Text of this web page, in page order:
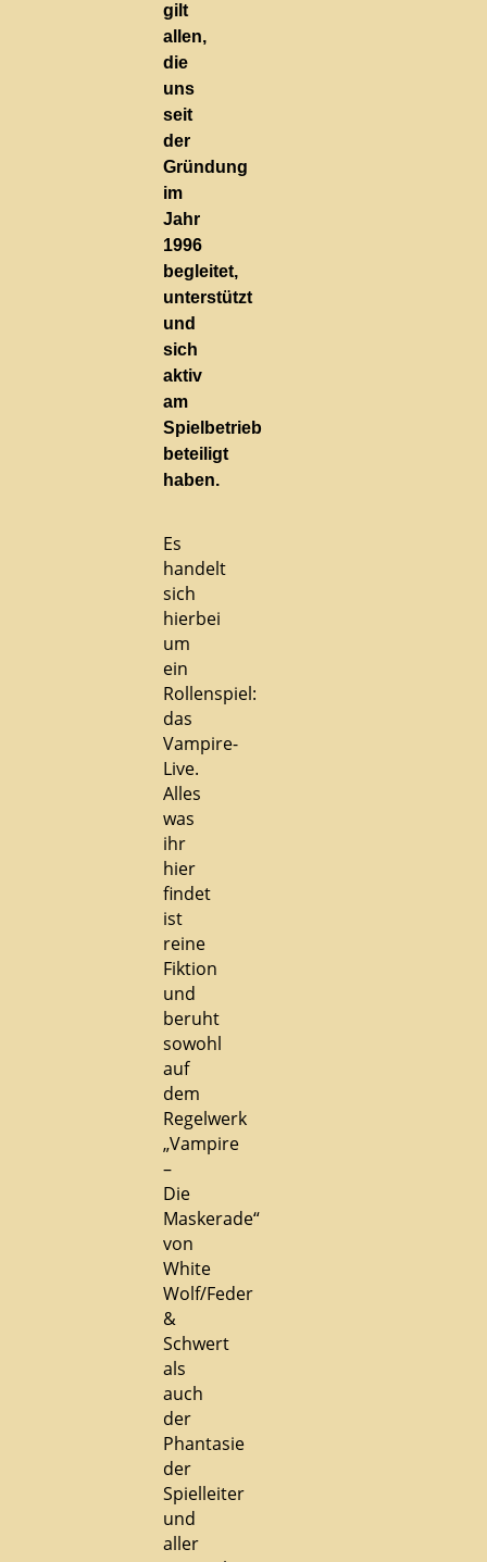
gilt
allen,
die
uns
seit
der
Gründung
im
Jahr
1996
begleitet,
unterstützt
und
sich
aktiv
am
Spielbetrieb
beteiligt
haben.
Es
handelt
sich
hierbei
um
ein
Rollenspiel:
das
Vampire-
Live.
Alles
was
ihr
hier
findet
ist
reine
Fiktion
und
beruht
sowohl
auf
dem
Regelwerk
„Vampire
–
Die
Maskerade“
von
White
Wolf/Feder
&
Schwert
als
auch
der
Phantasie
der
Spielleiter
und
aller